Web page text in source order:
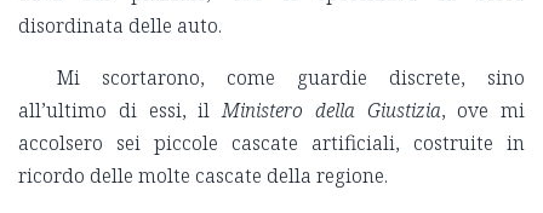
disordinata delle auto.
Mi scortarono, come guardie discrete, sino
all’ultimo di essi, ilMinistero della Giustizia, ove mi
accolsero sei piccole cascate artificiali, costruite in
ricordo delle molte cascate della regione.